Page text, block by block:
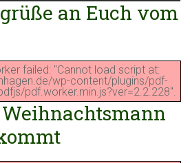
an Euch vom
failed: "Cannot load script at:
wp-content/plugins/pdf-
pdf.worker.min.js?ver=2.2.228".
Weihnachtsmann